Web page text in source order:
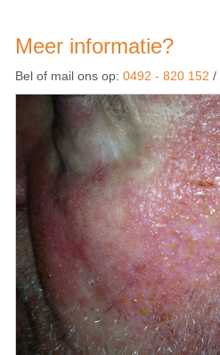
Meer informatie?
Bel of mail ons op: 0492 - 820 152 /